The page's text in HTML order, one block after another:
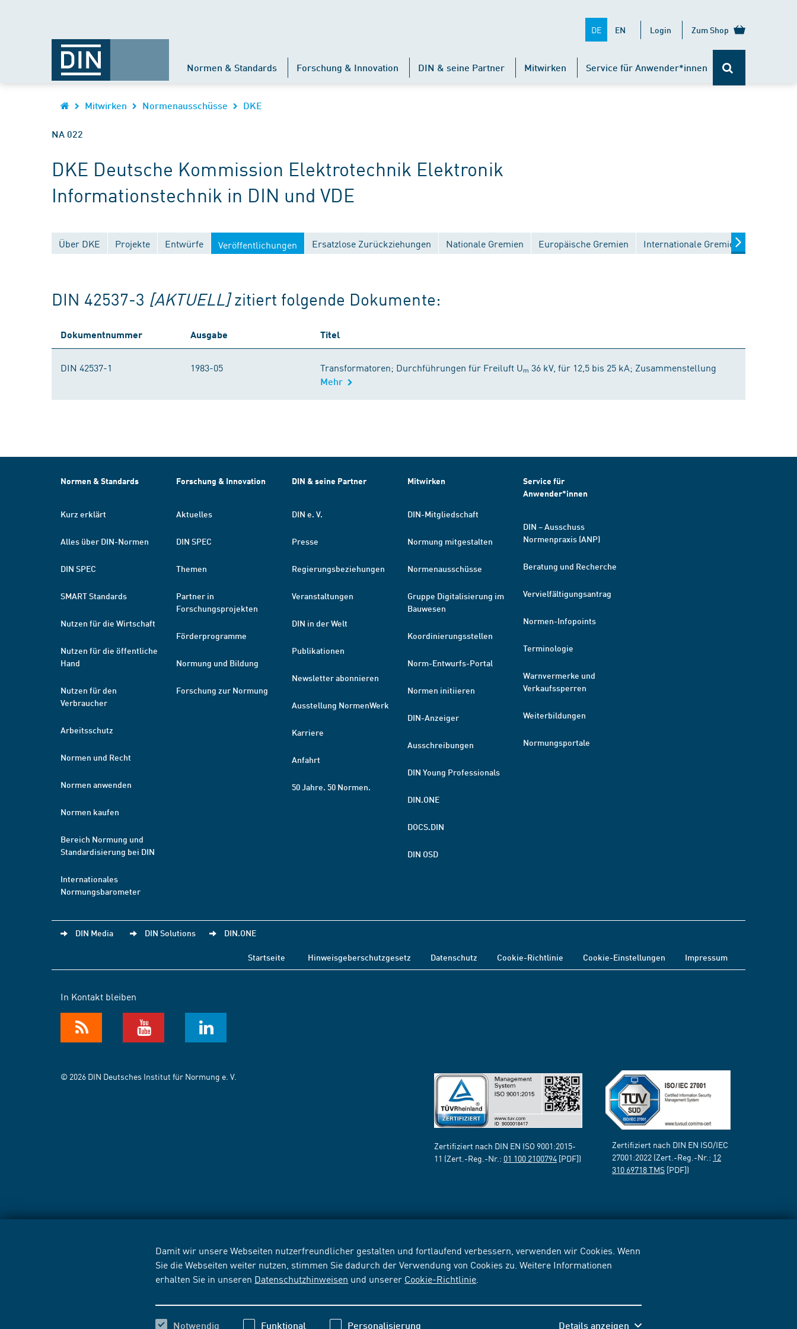
Damit wir unsere Webseiten nutzerfreundlicher gestalten und fortlaufend verbessern, verwenden wir Cookies. Wenn
Sie die Webseiten weiter nutzen, stimmen Sie dadurch der Verwendung von Cookies zu. Weitere Informationen
erhalten Sie in unseren Datenschutzhinweisen und unserer Cookie-Richtlinie
Notwendig Funktional Personalisierung Details anzeigen
DE EN Login Zum Shop
Normen & Standards Forschung & Innovation DIN & seine Partner Mitwirken Service für Anwender*innen
Mitwirken Normenausschüsse DKE
NA 022
DKE Deutsche Kommission Elektrotechnik Elektronik
Informationstechnik in DIN und VDE
Über DKE Projekte Entwürfe Veröffentlichungen Ersatzlose Zurückziehungen Nationale Gremien Europäische Gremien Internationale Gremien
DIN 42537-3 [AKTUELL] zitiert folgende Dokumente:
Dokumentnummer Ausgabe Titel
DIN 42537-1 1983-05 Transformatoren; Durchführungen für Freiluft Uₘ 36 kV, für 12,5 bis 25 kA; Zusammenstellung
Mehr
Normen & Standards
Kurz erklärt
Alles über DIN-Normen
DIN SPEC
SMART Standards
Nutzen für die Wirtschaft
Nutzen für die öffentliche
Hand
Nutzen für den
Verbraucher
Arbeitsschutz
Normen und Recht
Normen anwenden
Normen kaufen
Bereich Normung und
Standardisierung bei DIN
Internationales
Normungsbarometer
Forschung & Innovation
Aktuelles
DIN SPEC
Themen
Partner in
Forschungsprojekten
Förderprogramme
Normung und Bildung
Forschung zur Normung
DIN & seine Partner
DIN e. V.
Presse
Regierungsbeziehungen
Veranstaltungen
DIN in der Welt
Publikationen
Newsletter abonnieren
Ausstellung NormenWerk
Karriere
Anfahrt
50 Jahre. 50 Normen.
Mitwirken
DIN-Mitgliedschaft
Normung mitgestalten
Normenausschüsse
Gruppe Digitalisierung im
Bauwesen
Koordinierungsstellen
Norm-Entwurfs-Portal
Normen initiieren
DIN-Anzeiger
Ausschreibungen
DIN Young Professionals
DIN.ONE
DOCS.DIN
DIN OSD
Service für
Anwender*innen
DIN – Ausschuss
Normenpraxis (ANP)
Beratung und Recherche
Vervielfältigungsantrag
Normen-Infopoints
Terminologie
Warnvermerke und
Verkaufssperren
Weiterbildungen
Normungsportale
DIN Media DIN Solutions DIN.ONE
Startseite Hinweisgeberschutzgesetz Datenschutz Cookie-Richtlinie Cookie-Einstellungen Impressum
In Kontakt bleiben
© 2026 DIN Deutsches Institut für Normung e. V.
Zertifiziert nach DIN EN ISO 9001:2015-
11 (Zert.-Reg.-Nr.: 01 100 2100794 [PDF])
Zertifiziert nach DIN EN ISO/IEC
27001:2022 (Zert.-Reg.-Nr.: 12
310 69718 TMS [PDF])